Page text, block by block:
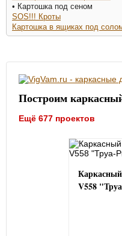
• Картошка под сеном
SOS!!! Кроты
Картошка в ящиках под
Построим
Ещё 677 проектов
V558